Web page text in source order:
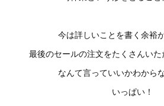
今は詳しいことを書く余裕
最後のセールの注文をたくさんい
なんて言っていいかわから
いっぱい！